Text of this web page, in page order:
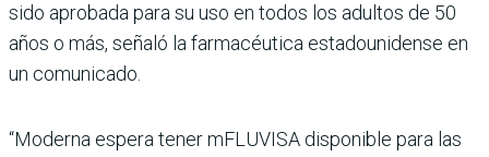
sido aprobada para su uso en todos los adultos de 50
años o más, señaló la farmacéutica estadounidense en
un comunicado.
“Moderna espera tener mFLUVISA disponible para las